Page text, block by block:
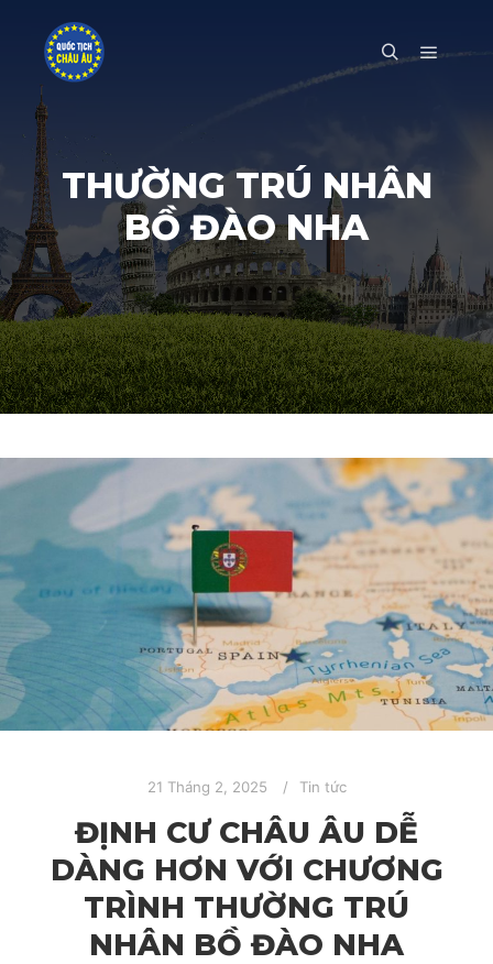
THƯỜNG TRÚ NHÂN
BỒ ĐÀO NHA
21 Tháng 2, 2025 Tin tức
ĐỊNH CƯ CHÂU ÂU DỄ
DÀNG HƠN VỚI CHƯƠNG
TRÌNH THƯỜNG TRÚ
NHÂN BỒ ĐÀO NHA